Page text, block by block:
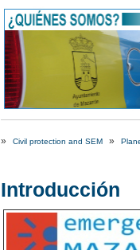
» Civil protection and SEM »
Introducción